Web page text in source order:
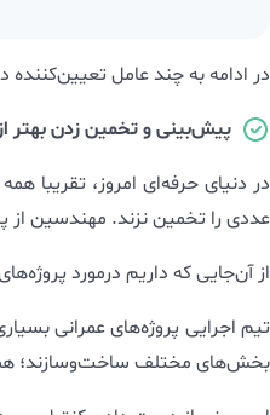
در ادامه به چند عامل
پیش‌بینی و تخمین زدن بهتر
در دنیای حرفه‌ای امروز، تقریبا
عددی را تخمین نزند. مهندسین از
از آن‌جایی که داریم درمورد
تیم اجرایی پروژه‌های عمرانی
بخش‌های مختلف ساخت‌وسازند؛